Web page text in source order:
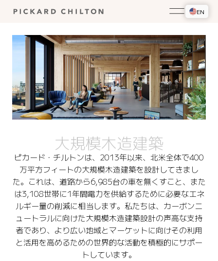
EN
大規模木造建築
ピカード・チルトンは、2013年以来、北米全体で400
万平方フィートの大規模木造建築を設計してきまし
た。これは、道路から6,985台の車を無くすこと、また
は3,108世帯に1年間電力を供給するために必要なエネ
ルギー量の削減に相当します。私たちは、カーボンニ
ュートラルに向けた大規模木造建築設計の声高な支持
者であり、より広い地域とマーケットに向けその利用
と活用を高めるための世界的な活動を積極的にサポー
トしています。